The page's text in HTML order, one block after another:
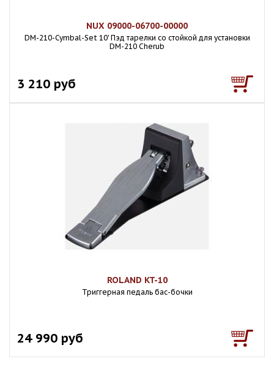
NUX 09000-06700-00000
DM-210-Cymbal-Set 10' Пэд тарелки со стойкой для установки
DM-210 Cherub
3 210 руб
ROLAND KT-10
Триггерная педаль бас-бочки
24 990 руб